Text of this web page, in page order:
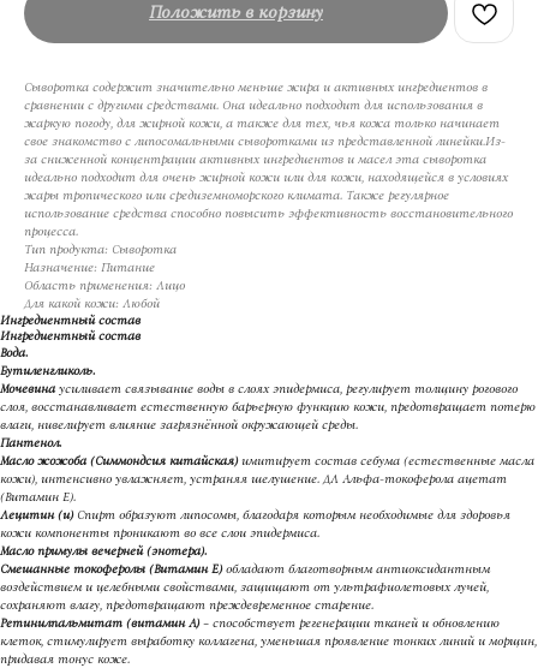
Положить в корзину
Сыворотка содержит значительно меньше жира и активных ингредиентов в
сравнении с другими средствами. Она идеально подходит для использования в
жаркую погоду, для жирной кожи, а также для тех, чья кожа только начинает
свое знакомство с липосомальными сыворотками из представленной линейки.Из-
за сниженной концентрации активных ингредиентов и масел эта сыворотка
идеально подходит для очень жирной кожи или для кожи, находящейся в условиях
жары тропического или средиземноморского климата. Также регулярное
использование средства способно повысить эффективность восстановительного
процесса.
Тип продукта: Сыворотка
Назначение: Питание
Область применения: Лицо
Для какой кожи: Любой
Ингредиентный состав
Ингредиентный состав
Вода.
Бутиленгликоль.
Мочевина усиливает связывание воды в слоях эпидермиса, регулирует толщину рогового
слоя, восстанавливает естественную барьерную функцию кожи, предотвращает потерю
влаги, нивелирует влияние загрязнённой окружающей среды.
Пантенол.
Масло жожоба (Симмондсия китайская)имитирует состав себума (естественные масла
кожи), интенсивно увлажняет, устраняя шелушение. ДЛ Альфа-токоферола ацетат
(Витамин Е).
Лецитин (и)Спирт образуют липосомы, благодаря которым необходимые для здоровья
кожи компоненты проникают во все слои эпидермиса.
Масло примулы вечерней (энотера).
Смешанные токоферолы (Витамин Е)обладают благотворным антиоксидантным
воздействием и целебными свойствами, защищают от ультрафиолетовых лучей,
сохраняют влагу, предотвращают преждевременное старение.
Ретинилпальмитат (витамин А)– способствует регенерации тканей и обновлению
клеток, стимулирует выработку коллагена, уменьшая проявление тонких линий и морщин,
придавая тонус коже.